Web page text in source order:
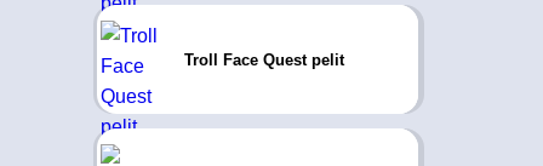
Troll Face Quest pelit